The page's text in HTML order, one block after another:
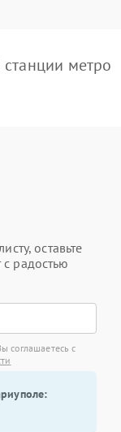
метро
оставьте
радостью
соглашаетесь с